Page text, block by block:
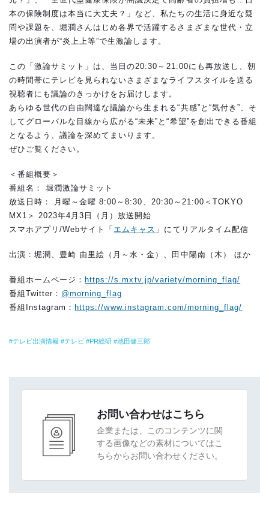
本の保険制度は本当に大丈夫？」など、私たちの生活に身近な疑
問や課題を、堀潤さんはじめ各界で活躍するさまざまな世代・立
場の出演者が“炎上上等”で生激論します。
この「激論サミット」は、当日の20:30～21:00にも再放送し、朝
の時間帯にテレビを見られないさまざまなライフスタイルを送る
視聴者にも議論のきっかけをお届けします。
あらゆる世代の自由闊達な議論から生まれる“共感”と“気付き”、そ
してグローバルな目線から広がる“未来”と“希望”を創出できる番組
となるよう、議論を深めてまいります。
ぜひご覧ください。
＜番組概要＞
番組名： 堀潤激論サミット
放送日時： 月曜～金曜 8:00～8:30、20:30～21:00＜TOKYO
MX1＞ 2023年4月3日（月）放送開始
スマホアプリ/Webサイト「 エムキャス 」にてリアルタイム配信
出演：堀潤、豊崎 由里絵（月～水・金）、田中陽南（木） ほか
番組ホームページ： https://s.mxtv.jp/variety/morning_flag/
番組Twitter： @morning_flag
番組Instagram： https://www.instagram.com/morning_flag/
テレビ出演情報 テレビ PR総研 池田健三郎
お問い合わせはこちら
企業または、このコンテンツに関
する画像などの素材についてはこ
ちらからお問い合わせください。